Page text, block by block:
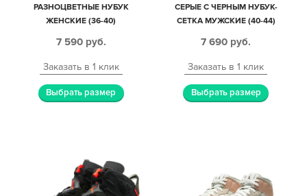
РАЗНОЦВЕТНЫЕ НУБУК
ЖЕНСКИЕ (36-40)
7 590 руб.
Заказать в 1 клик
Выбрать размер
СЕРЫЕ С ЧЕРНЫМ НУБУК-
СЕТКА МУЖСКИЕ (40-44)
7 690 руб.
Заказать в 1 клик
Выбрать размер